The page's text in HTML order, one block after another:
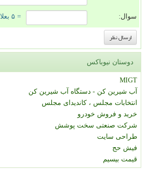
سوال: = ۵ بعلاوه ۳
دوستان نیوباکس
MIGT
آب شیرین کن - دستگاه آب شیرین کن
انتخابات مجلس ، کاندیدای مجلس
خرید و فروش خودرو
شرکت صنعتی سخت پوشش
طراحی سایت
فیش حج
قیمت بیسیم